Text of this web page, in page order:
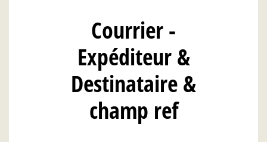
Courrier -
Expéditeur &
Destinataire &
champ ref